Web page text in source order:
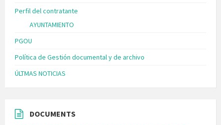
Perfil del contratante
AYUNTAMIENTO
PGOU
Política de Gestión documental y de archivo
ÚLTMAS NOTICIAS
DOCUMENTS